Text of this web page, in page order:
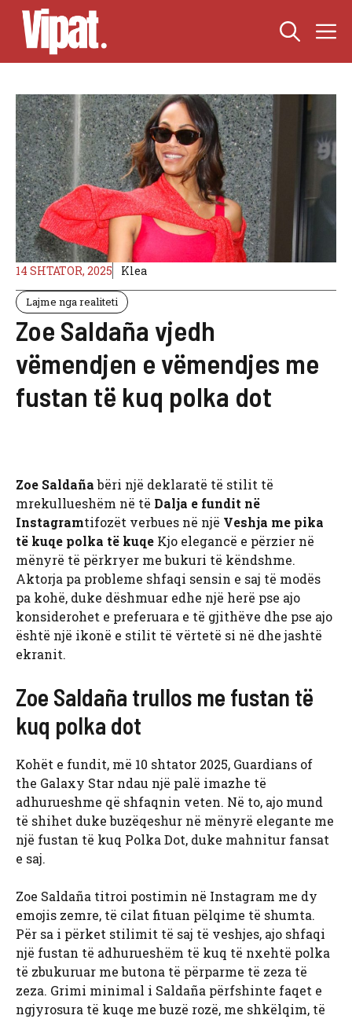
Skip
content
14 SHTATOR, 2025 Klea
Lajme nga realiteti
Zoe Saldaña vjedh
vëmendjen e vëmendjes me
fustan të kuq polka dot
Zoe Saldañabëri një deklaratë të stilit të
mrekullueshëm në të Dalja e fundit në
Instagramtifozët verbues në një Veshja me pika
të kuqe polka të kuqe Kjo elegancë e përzier në
mënyrë të përkryer me bukuri të këndshme.
Aktorja pa probleme shfaqi sensin e saj të modës
pa kohë, duke dëshmuar edhe një herë pse ajo
konsiderohet e preferuara e të gjithëve dhe pse ajo
është një ikonë e stilit të vërtetë si në dhe jashtë
ekranit.
Zoe Saldaña trullos me fustan të
kuq polka dot
Kohët e fundit, më 10 shtator 2025, Guardians of
the Galaxy Star ndau një palë imazhe të
adhurueshme që shfaqnin veten. Në to, ajo mund
të shihet duke buzëqeshur në mënyrë elegante me
një fustan të kuq Polka Dot, duke mahnitur fansat
e saj.
Zoe Saldaña titroi postimin në Instagram me dy
emojis zemre, të cilat fituan pëlqime të shumta.
Për sa i përket stilimit të saj të veshjes, ajo shfaqi
një fustan të adhurueshëm të kuq të nxehtë polka
të zbukuruar me butona të përparme të zeza të
zeza. Grimi minimal i Saldaña përfshinte faqet e
ngjyrosura të kuqe me buzë rozë, me shkëlqim, të